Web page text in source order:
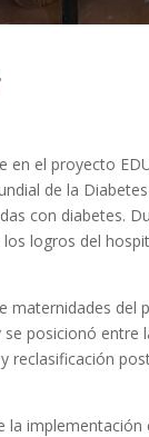
el proyecto
de la
con diabetes.
logros del
maternidades del
posicionó entre
reclasificación